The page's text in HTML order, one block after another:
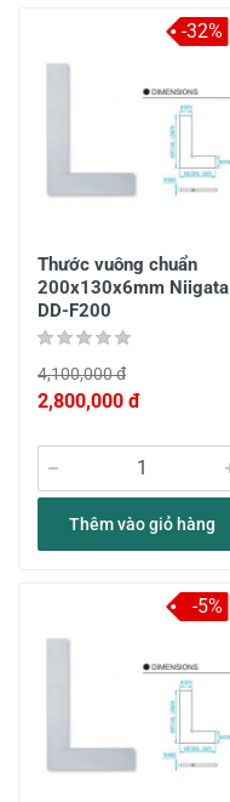
Thước vuông chuẩn
200x130x6mm Niigata
DD-F200
4,100,000 đ
2,800,000 đ
Thêm vào giỏ hàng
-32%
-5%